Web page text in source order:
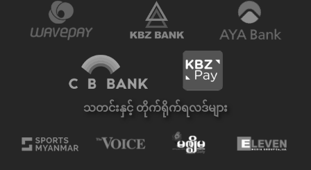
သတင်းနှင့် တိုက်ရိုက်ရလဒ်များ